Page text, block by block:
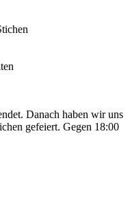
Danach haben wir uns
gefeiert. Gegen 18:00